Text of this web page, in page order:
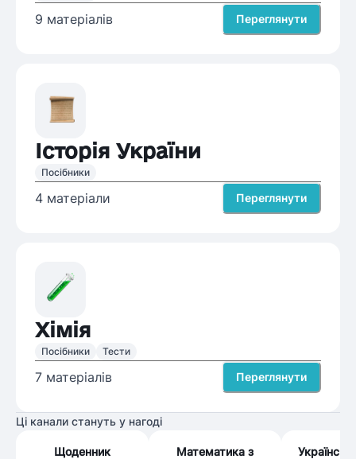
9 матеріалів Переглянути
Історія України
Посібники
4 матеріали Переглянути
Хімія
Посібники Тести
7 матеріалів Переглянути
Ці канали стануть у нагоді
Щоденник
Математика з